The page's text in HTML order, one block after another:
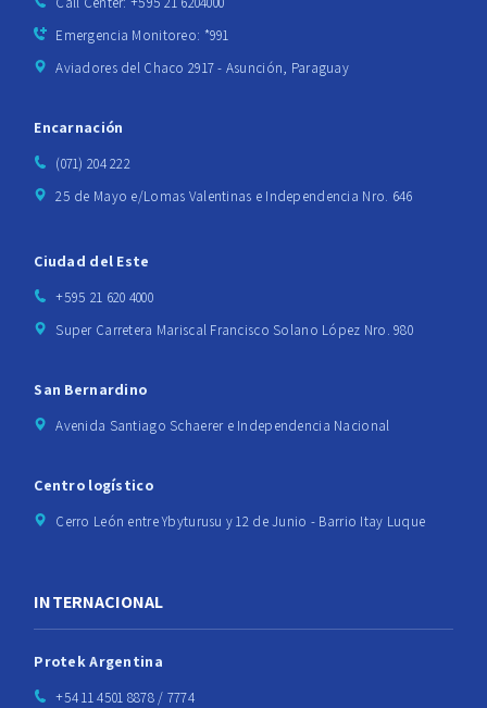
Emergencia Monitoreo: *991
Aviadores del Chaco 2917 - Asunción, Paraguay
Encarnación
(071) 204 222
25 de Mayo e/Lomas Valentinas e Independencia Nro. 646
Ciudad del Este
+595 21 620 4000
Super Carretera Mariscal Francisco Solano López Nro. 980
San Bernardino
Avenida Santiago Schaerer e Independencia Nacional
Centro logístico
Cerro León entre Ybyturusu y 12 de Junio - Barrio Itay Luque
INTERNACIONAL
Protek Argentina
+54 11 4501 8878 / 7774